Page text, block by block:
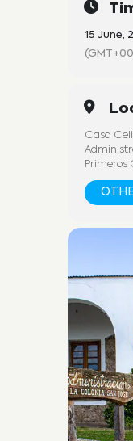
15 June,
Casa
Primeros